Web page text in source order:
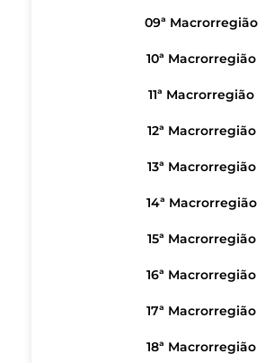
09ª Macrorregião
10ª Macrorregião
11ª Macrorregião
12ª Macrorregião
13ª Macrorregião
14ª Macrorregião
15ª Macrorregião
16ª Macrorregião
17ª Macrorregião
18ª Macrorregião